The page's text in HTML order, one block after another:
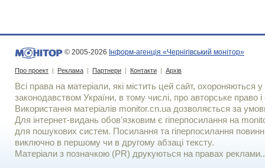
© 2005-2026 Інформ-агенція «Чернігівський монітор»
Про проект | Реклама | Партнери | Контакти | Архів
Всі права на матеріали, які містить цей сайт, охороняються у
законодавством України, в тому числі, про авторське право і
Використання матерiалiв monitor.cn.ua дозволяється за
Для iнтернет-видань обов'язковим є гiперпосилання на
для пошукових систем. Посилання та гіперпосилання
виключно в першому чи в другому абзаці тексту.
Матеріали з позначкою (PR) друкуються на правах реклами..